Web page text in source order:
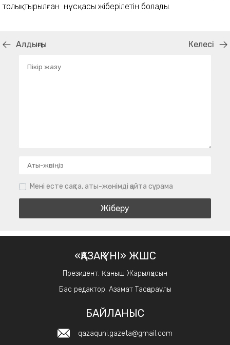
толықтырылған нұсқасы жіберілетін болады.
Алдыңғы Келесі
Мені есте сақта, аты-жөнімді қайта сұрама
«ҚАЗАҚ ҮНІ» ЖШС
Президент: Қаныш Жарылқасын
Бас редактор: Азамат Тасқараұлы
БАЙЛАНЫС
qazaquni.gazeta@gmail.com